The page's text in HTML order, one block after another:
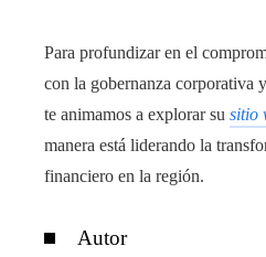
Para profundizar en el
con la gobernanza corporativa
te animamos a explorar su sitio
manera está liderando la
financiero en la región.
Autor